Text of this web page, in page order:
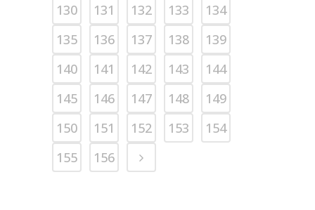
130
131 132 133
134
135
136 137 138
139
140
141 142 143
144
145
146 147 148
149
150
151 152 153
154
155
156